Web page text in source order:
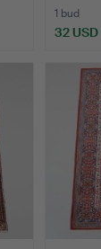
1 bud
32 USD